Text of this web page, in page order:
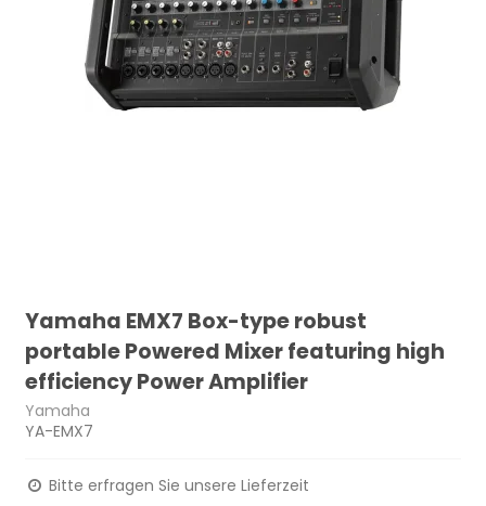
Yamaha EMX7 Box-type robust
portable Powered Mixer featuring high
efficiency Power Amplifier
Yamaha
YA-EMX7
Bitte erfragen Sie unsere Lieferzeit